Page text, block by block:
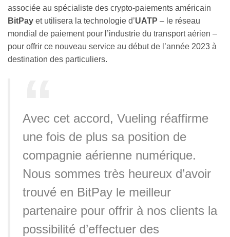
associée au spécialiste des crypto-paiements américain
BitPay et utilisera la technologie d’UATP – le réseau
mondial de paiement pour l’industrie du transport aérien –
pour offrir ce nouveau service au début de l’année 2023 à
destination des particuliers.
Avec cet accord, Vueling réaffirme
une fois de plus sa position de
compagnie aérienne numérique.
Nous sommes très heureux d’avoir
trouvé en BitPay le meilleur
partenaire pour offrir à nos clients la
possibilité d’effectuer des